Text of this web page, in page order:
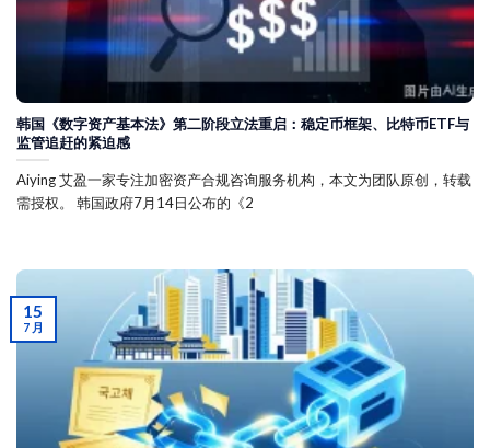
韩国《数字资产基本法》第二阶段立法重启：稳定币框架、比特币ETF与
监管追赶的紧迫感
Aiying 艾盈一家专注加密资产合规咨询服务机构，本文为团队原创，转载
需授权。 韩国政府7月14日公布的《2
15
7 月